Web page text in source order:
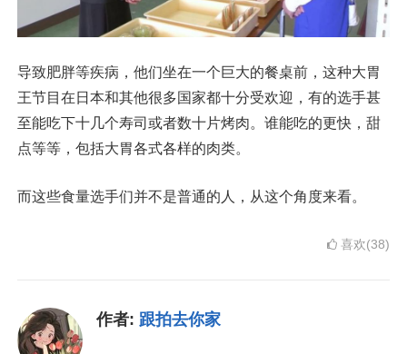
导致肥胖等疾病，他们坐在一个巨大的餐桌前，这种大胃
王节目在日本和其他很多国家都十分受欢迎，有的选手甚
至能吃下十几个寿司或者数十片烤肉。谁能吃的更快，甜
点等等，包括大胃各式各样的肉类。
而这些食量选手们并不是普通的人，从这个角度来看。
喜欢(38)
作者: 跟拍去你家